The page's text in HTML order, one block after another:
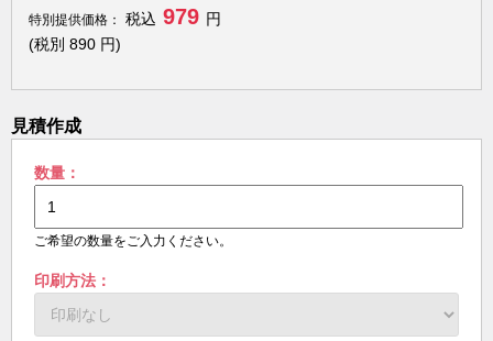
特別提供価格：
税込 979 円
(税別 890 円)
見積作成
数量：
ご希望の数量をご入力ください。
印刷方法：